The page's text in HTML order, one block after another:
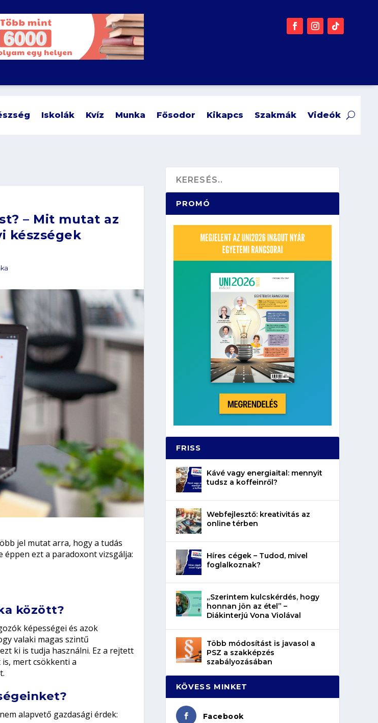
Iskolák Kvíz Munka Fősodor Kikapcs Szakmák Videók
– Mit mutat az
készségek
jel mutat arra, hogy a tudás
éppen ezt a paradoxont vizsgálja:
között?
képességei és azok
valaki magas szintű
ki is tudja használni. Ez a rejtett
mert csökkenti a
alapvető gazdasági érdek:
PROMÓ
FRISS
Kávé vagy energiaital: mennyit
tudsz a koffeinről?
Webfejlesztő: kreativitás az
online térben
Híres cégek – Tudod, mivel
foglalkoznak?
„Szerintem kulcskérdés, hogy
honnan jön az étel” –
Diákinterjú Vona Violával
Több módosítást is javasol a
PSZ a szakképzés
szabályozásában
KÖVESS MINKET
Facebook